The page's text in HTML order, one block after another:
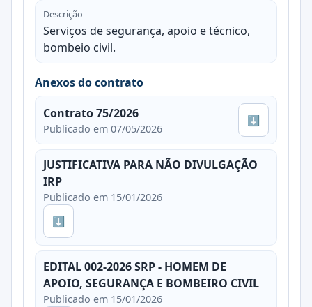
Descrição
Serviços de segurança, apoio e técnico,
bombeio civil.
Anexos do contrato
Contrato 75/2026
Publicado em 07/05/2026
⬇
JUSTIFICATIVA PARA NÃO DIVULGAÇÃO
IRP
Publicado em 15/01/2026
⬇
EDITAL 002-2026 SRP - HOMEM DE
APOIO, SEGURANÇA E BOMBEIRO CIVIL
Publicado em 15/01/2026